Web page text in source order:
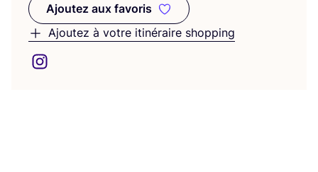
Ajoutez aux favoris
Ajoutez aux favoris
Ajoutez à votre itinéraire shopping